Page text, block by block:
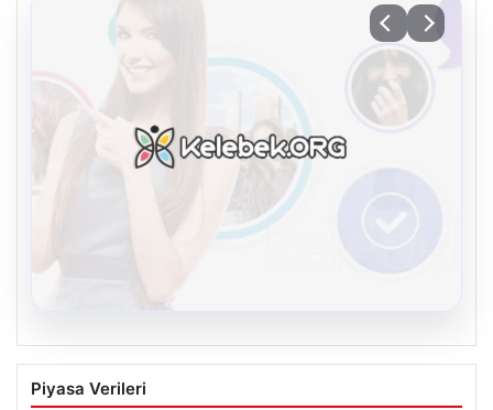
Kelebek chat adresi İle Çevrim içi
İletişimin Sertifikalı Adresi Ve
Piyasa Verileri